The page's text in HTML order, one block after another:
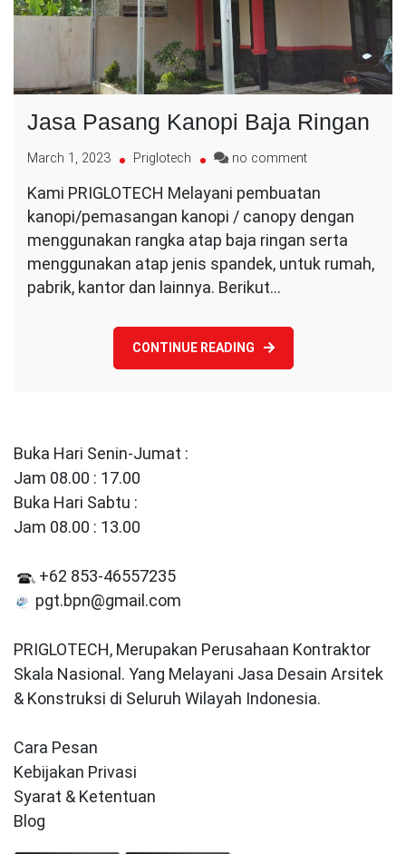
Jasa Pasang Kanopi Baja Ringan
March 1, 2023 Priglotech no commenton
Pasang
Kanopi
Baja
Kami PRIGLOTECH Melayani pembuatan
kanopi/pemasangan kanopi / canopy dengan
menggunakan rangka atap baja ringan serta
menggunakan atap jenis spandek, untuk rumah,
pabrik, kantor dan lainnya. Berikut…
CONTINUE READING
Buka Hari Senin-Jumat :
Jam 08.00 : 17.00
Buka Hari Sabtu :
Jam 08.00 : 13.00
+62 853-46557235
pgt.bpn@gmail.com
PRIGLOTECH, Merupakan Perusahaan Kontraktor
Skala Nasional. Yang Melayani Jasa Desain Arsitek
& Konstruksi di Seluruh Wilayah Indonesia.
Cara Pesan
Kebijakan Privasi
Syarat & Ketentuan
Blog